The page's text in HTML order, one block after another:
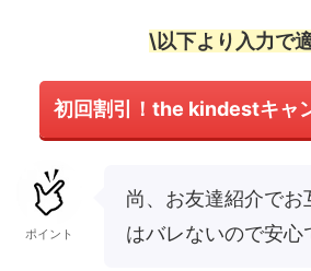
\以下より入力で
初回割引！the kindestキャ
ポイント
尚、お友達紹介でお
はバレないので安心